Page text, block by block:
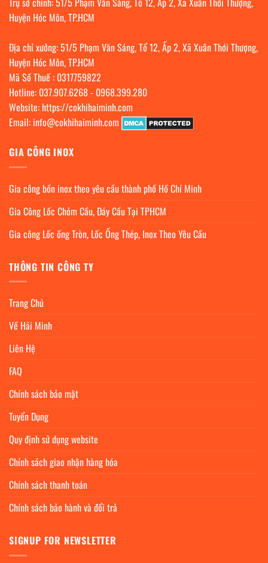
Huyện Hóc Môn, TP.HCM
Địa chỉ xưởng: 51/5 Phạm Văn Sáng, Tổ 12, Ấp 2, Xã Xuân Thới Thượng,
Huyện Hóc Môn, TP.HCM
Mã Số Thuế : 0317759822
Hotline: 037.907.6268- 0968.399.280
Website: https://cokhihaiminh.com
Email: info@cokhihaiminh.com
GIA CÔNG INOX
Gia công bồn inox theo yêu cầu thành phố Hồ Chí Minh
Gia Công Lốc Chỏm Cầu, Đáy Cầu Tại TPHCM
Gia công Lốc ống Tròn, Lốc Ống Thép, Inox Theo Yêu Cầu
THÔNG TIN CÔNG TY
Trang Chủ
Về Hải Minh
Liên Hệ
FAQ
Chính sách bảo mật
Tuyển Dụng
Quy định sử dụng website
Chính sách giao nhận hàng hóa
Chính sách thanh toán
Chính sách bảo hành và đổi trả
SIGNUP FOR NEWSLETTER